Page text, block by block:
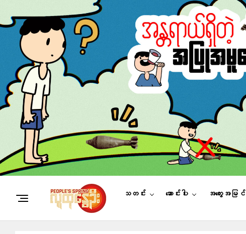
သတင်း ဆောင်းပါး အတွေးအမြင်